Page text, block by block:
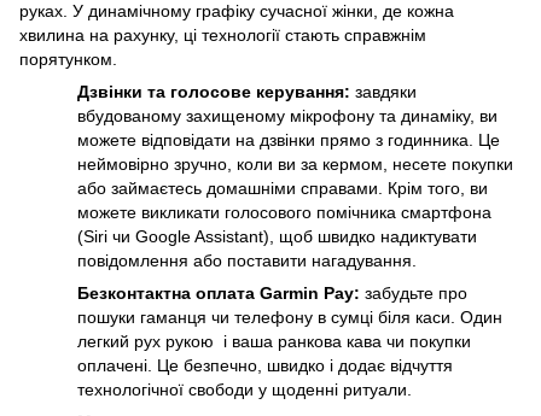
руках. У динамічному графіку сучасної жінки, де кожна
хвилина на рахунку, ці технології стають справжнім
порятунком.
Дзвінки та голосове керування: завдяки
вбудованому захищеному мікрофону та динаміку, ви
можете відповідати на дзвінки прямо з годинника. Це
неймовірно зручно, коли ви за кермом, несете покупки
або займаєтесь домашніми справами. Крім того, ви
можете викликати голосового помічника смартфона
(Siri чи Google Assistant), щоб швидко надиктувати
повідомлення або поставити нагадування.
Безконтактна оплата Garmin Pay: забудьте про
пошуки гаманця чи телефону в сумці біля каси. Один
легкий рух рукою і ваша ранкова кава чи покупки
оплачені. Це безпечно, швидко і додає відчуття
технологічної свободи у щоденні ритуали.